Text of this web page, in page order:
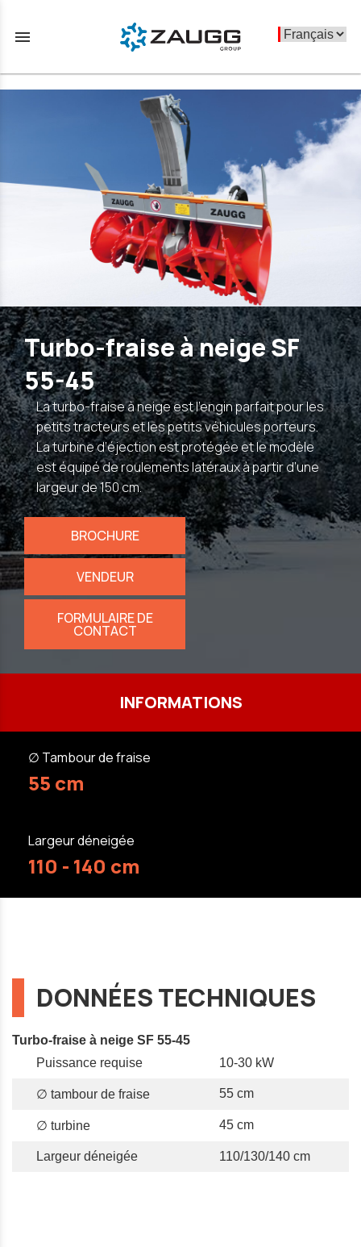
menu
Turbo-fraise à neige SF
55-45
La turbo-fraise à neige est l’engin parfait pour les
petits tracteurs et les petits véhicules porteurs.
La turbine d’éjection est protégée et le modèle
est équipé de roulements latéraux à partir d’une
largeur de 150 cm.
BROCHURE
VENDEUR
FORMULAIRE DE
CONTACT
INFORMATIONS
∅ Tambour de fraise
55 cm
Largeur déneigée
110 - 140 cm
DONNÉES TECHNIQUES
Turbo-fraise à neige SF 55-45
Puissance requise
10-30 kW
∅ tambour de fraise 55 cm
∅ turbine 45 cm
Largeur déneigée 110/130/140 cm